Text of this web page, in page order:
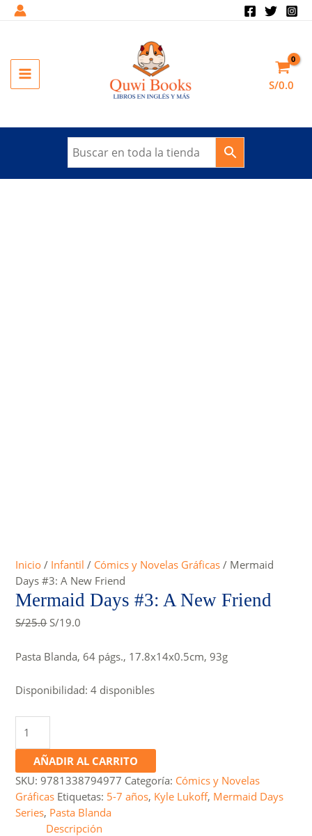
MAIN
S/0.0
Inicio / Infantil / Cómics y Novelas Gráficas / Mermaid
Days #3: A New Friend
Mermaid Days #3: A New Friend
S/25.0Original
was:
S/19.0
is:
Pasta Blanda, 64 págs., 17.8x14x0.5cm, 93g
Disponibilidad: 4 disponibles
Days
#3:
A
New
Friend
cantidad
AÑADIR AL CARRITO
SKU:9781338794977 Categoría: Cómics y Novelas
Gráficas Etiquetas: 5-7 años, Kyle Lukoff, Mermaid Days
Series, Pasta Blanda
Descripción